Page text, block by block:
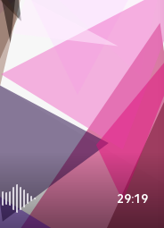
29:19